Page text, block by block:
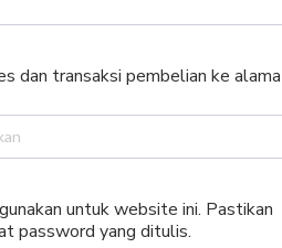
dan transaksi pembelian ke
untuk website ini. Pastikan
password yang ditulis.